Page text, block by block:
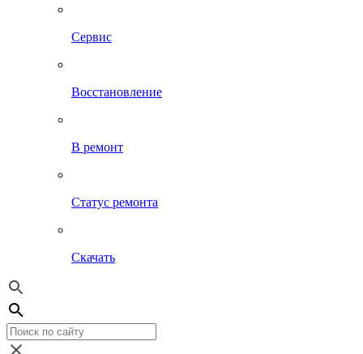
Сервис
Восстановление
В ремонт
Статус ремонта
Скачать